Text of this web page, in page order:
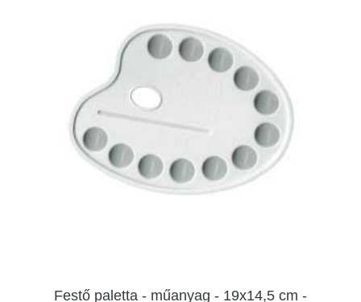
Festő paletta - műanyag - 19x14,5 cm -